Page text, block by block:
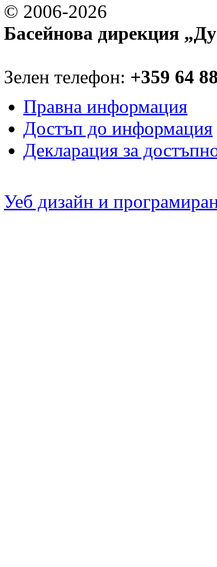
© 2006-2026
Басейнова дирекция
Зелен телефон: +359 64
Правна информация
Достъп до информация
Декларация за
Уеб дизайн и